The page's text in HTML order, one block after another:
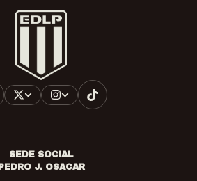
SEDE SOCIAL
PEDRO J. OSACAR